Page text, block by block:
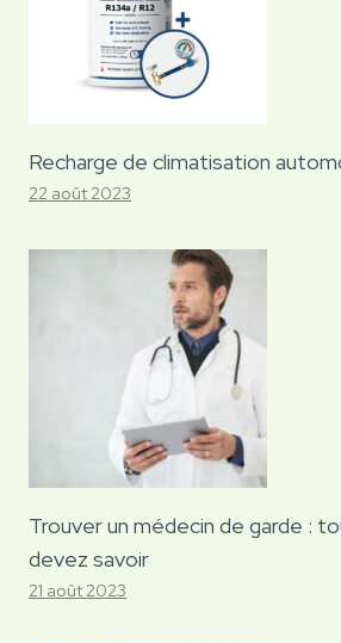
Recharge de climatisation
22 août 2023
Trouver un médecin de garde :
devez savoir
21 août 2023